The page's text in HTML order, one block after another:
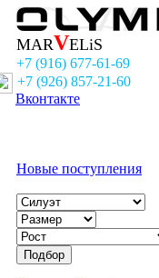
MARVELiS
+7 (916) 677-61-69
+7 (926) 857-21-60
Вконтакте
Новые поступления